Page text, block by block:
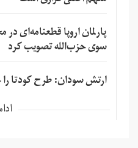
پارلمان اروپا قطعنامه‌ای
سوی حزب‌الله تصویب کرد
ارتش سودان: طرح کودتا